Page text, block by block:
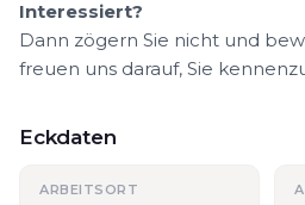
Interessiert?
Dann zögern Sie nicht und
freuen uns darauf, Sie
Eckdaten
ARBEITSORT